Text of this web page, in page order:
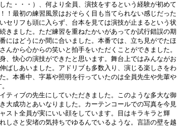
た・・・）、何より全員、演技をするという経験が初めて
！最初の練習風景はおそらく目も当てられない感じだった
セリフも頭に入らず、台本を見ては演技が止まるという状
きました。ただ練習を重ねたかいがあってか試行錯誤の期
にはどうにか間に合いました。本番では、立ち見がでたほ
んから心からの笑いと拍手をいただくことができました。
、快心の演技ができたと思います。舞台上ではみんながお
ばしあいました。アドリブも多数入り、演じる楽しさをわ
。本番中、字幕や照明を行っていたのは全員先生や先輩や
ティブの先生にしていただきました。このような多大な御
大成功とあいなりました。カーテンコールでの写真を今見
スト全員が実にいい顔をしています。目はキラキラと輝
しさと安堵の気持ちでゆるんでいるような。言語の壁を越